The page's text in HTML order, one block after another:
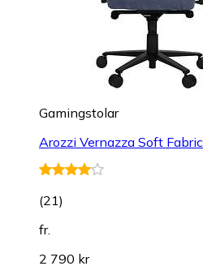
Gamingstolar
Arozzi Vernazza Soft Fabric
(21)
fr.
2 790 kr